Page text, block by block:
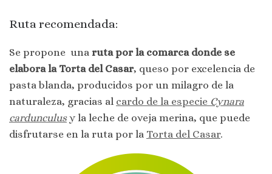
Ruta recomendada:
Se propone una ruta por la comarca donde se
elabora la Torta del Casar, queso por excelencia de
pasta blanda, producidos por un milagro de la
naturaleza, gracias al cardo de la especie Cynara
cardunculusy la leche de oveja merina, que puede
disfrutarse en la ruta por la Torta del Casar.